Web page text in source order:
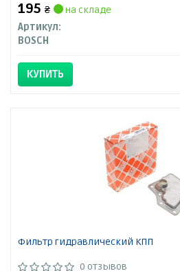
195 ₴
на складе
Артикул:
BOSCH
КУПИТЬ
Фильтр гидравлический КПП
0 отзывов